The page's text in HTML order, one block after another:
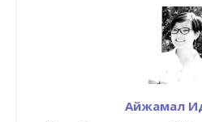
Айжамал